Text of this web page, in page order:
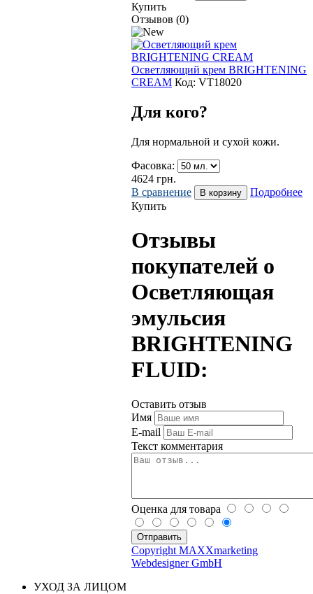
Купить
Отзывов (0)
Осветляющий крем BRIGHTENING
CREAM Код: VT18020
Для кого?
Для нормальной и сухой кожи.
Фасовка:
4624 грн.
В сравнение
Подробнее
Купить
Отзывы
покупателей о
Осветляющая
эмульсия
BRIGHTENING
FLUID:
Оставить отзыв
Имя
E-mail
Текст комментария
Оценка для товара
Copyright MAXXmarketing
Webdesigner GmbH
УХОД ЗА ЛИЦОМ